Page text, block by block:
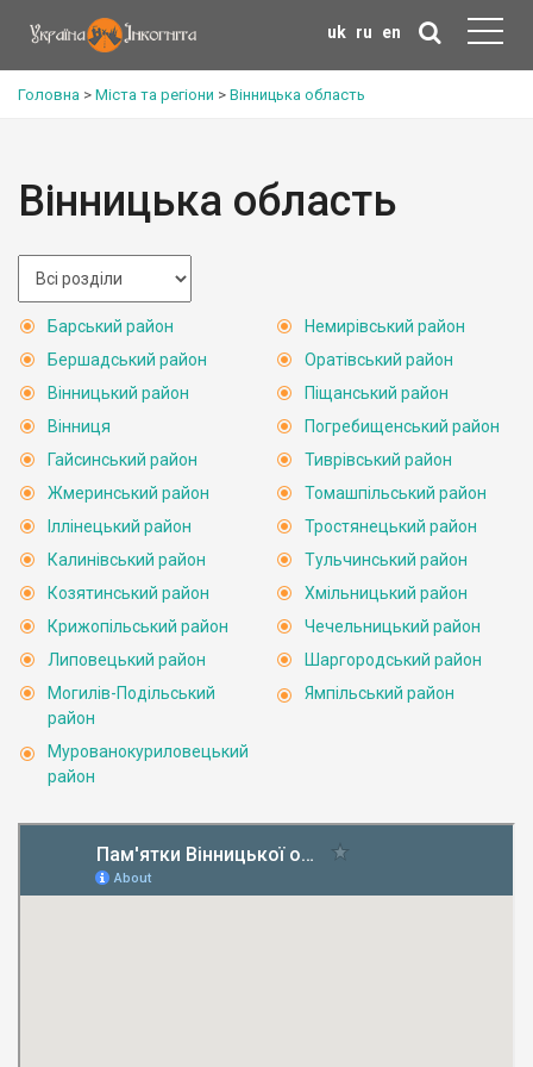
uk ru en
Головна > Міста та регіони > Вінницька область
Вінницька область
Барський район
Бершадський район
Вінницький район
Вінниця
Гайсинський район
Жмеринський район
Іллінецький район
Калинівський район
Козятинський район
Крижопільський район
Липовецький район
Могилів-Подільський
район
Мурованокуриловецький
район
Немирівський район
Оратівський район
Піщанський район
Погребищенський район
Тиврівський район
Томашпільський район
Тростянецький район
Тульчинський район
Хмільницький район
Чечельницький район
Шаргородський район
Ямпільський район